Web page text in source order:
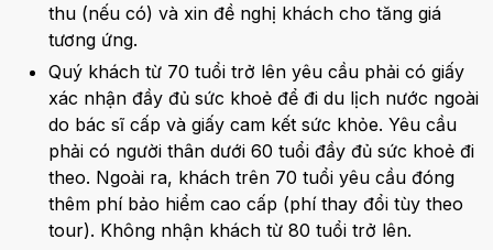
thu (nếu có) và xin đề nghị khách cho tăng giá
tương ứng.
Quý khách từ 70 tuổi trở lên yêu cầu phải có giấy
xác nhận đầy đủ sức khoẻ để đi du lịch nước ngoài
do bác sĩ cấp và giấy cam kết sức khỏe. Yêu cầu
phải có người thân dưới 60 tuổi đầy đủ sức khoẻ đi
theo. Ngoài ra, khách trên 70 tuổi yêu cầu đóng
thêm phí bảo hiểm cao cấp (phí thay đổi tùy theo
tour). Không nhận khách từ 80 tuổi trở lên.